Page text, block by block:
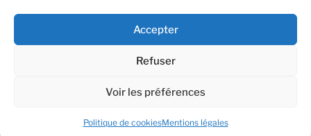
Accepter
Refuser
Voir les préférences
Politique de cookiesMentions légales
Politique de cookies